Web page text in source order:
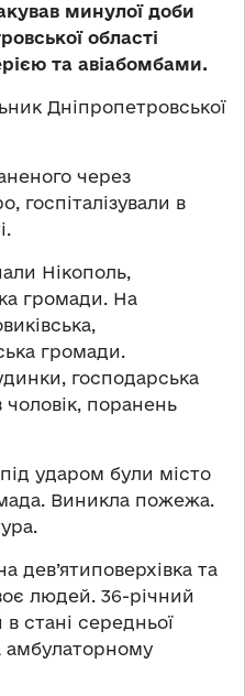
минулої доби
області
та авіабомбами.
Дніпропетровської
через
госпіталізували в
Нікополь,
громади. На
громади.
господарська
чоловік, поранень
ударом були місто
Виникла пожежа.
дев’ятиповерхівка та
людей. 36-річний
в стані середньої
амбулаторному